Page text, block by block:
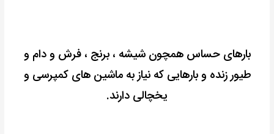
بارهای حساس همچون شیشه ، برنج ، فرش و دام و
طیور زنده و بارهایی که نیاز به ماشین های کمپرسی و
یخچالی دارند.